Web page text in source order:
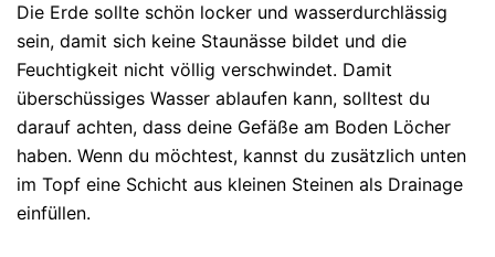
Die Erde sollte schön locker und wasserdurchlässig
sein, damit sich keine Staunässe bildet und die
Feuchtigkeit nicht völlig verschwindet. Damit
überschüssiges Wasser ablaufen kann, solltest du
darauf achten, dass deine Gefäße am Boden Löcher
haben. Wenn du möchtest, kannst du zusätzlich unten
im Topf eine Schicht aus kleinen Steinen als Drainage
einfüllen.